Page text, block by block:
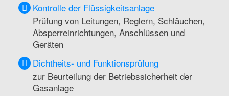
Kontrolle der Flüssigkeitsanlage
Prüfung von Leitungen, Reglern, Schläuchen,
Absperreinrichtungen, Anschlüssen und
Geräten
Dichtheits- und Funktionsprüfung
zur Beurteilung der Betriebssicherheit der
Gasanlage